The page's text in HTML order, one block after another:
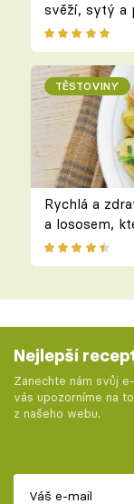
svěží, sytý a
TĚSTOVINY
Rychlá a
a lososem,
Nejlepší
Zanechte nám svůj
vás upozorníme na
z našeho webu.